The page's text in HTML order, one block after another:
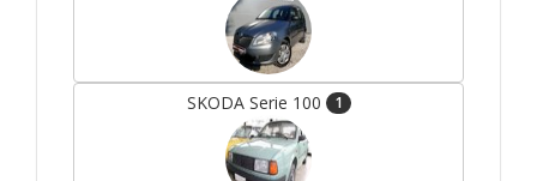
SKODA Serie 100 1